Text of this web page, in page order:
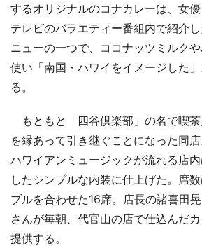
するオリジナルのコナカレーは、女
テレビのバラエティー番組内で紹介
ニューの一つで、ココナッツミルク
使い「南国・ハワイをイメージした
る。
もともと「四谷倶楽部」の名で喫
を縁あって引き継ぐことになった同店
ハワイアンミュージックが流れる店
したシンプルな内装に仕上げた。席
ブルを合わせた16席。店長の諸喜田晃
さんが毎朝、代官山の店で仕込んだ
提供する。